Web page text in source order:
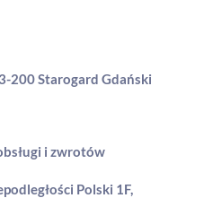
200 Starogard Gdański
i zwrotów
Polski 1F,